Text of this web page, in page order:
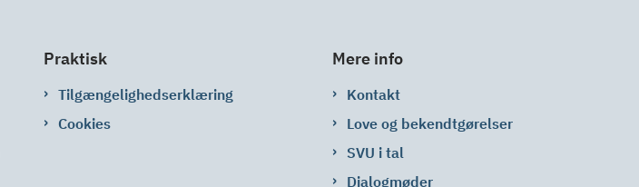
Praktisk
Tilgængelighedserklæring
Cookies
Mere info
Kontakt
Love og bekendtgørelser
SVU i tal
Dialogmøder